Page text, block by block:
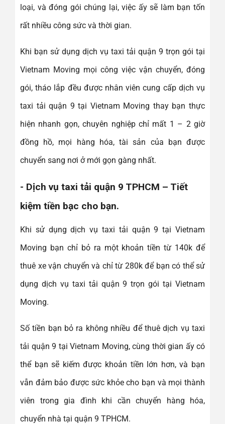
loại, và đóng gói chúng lại, việc ấy sẽ làm bạn tốn
rất nhiều công sức và thời gian.
Khi bạn sử dụng dịch vụ taxi tải quận 9 trọn gói tại
Vietnam Moving mọi công việc vận chuyển, đóng
gói, tháo lắp đều được nhân viên cung cấp dịch vụ
taxi tải quận 9 tại Vietnam Moving thay bạn thực
hiện nhanh gọn, chuyên nghiệp chỉ mất 1 – 2 giờ
đồng hồ, mọi hàng hóa, tài sản của bạn được
chuyển sang nơi ở mới gọn gàng nhất.
- Dịch vụ taxi tải quận 9 TPHCM – Tiết
kiệm tiền bạc cho bạn.
Khi sử dụng dịch vụ taxi tải quận 9 tại Vietnam
Moving bạn chỉ bỏ ra một khoản tiền từ 140k để
thuê xe vận chuyển và chỉ từ 280k để bạn có thể sử
dụng dịch vụ taxi tải quận 9 trọn gói tại Vietnam
Moving.
Số tiền bạn bỏ ra không nhiều để thuê dịch vụ taxi
tải quận 9 tại Vietnam Moving, cùng thời gian ấy có
thể bạn sẽ kiếm được khoản tiền lớn hơn, và bạn
vẫn đảm bảo được sức khỏe cho bạn và mọi thành
viên trong gia đình khi cần chuyển hàng hóa,
chuyển nhà tại quận 9 TPHCM.